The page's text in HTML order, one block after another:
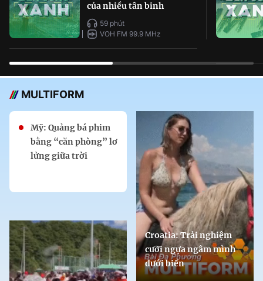
của nhiều tân binh
59 phút
VOH FM 99.9 MHz
MULTIFORM
Mỹ: Quảng bá phim
bằng “căn phòng” lơ
lửng giữa trời
Croatia: Trải nghiệm
cưỡi ngựa ngâm mình
dưới biển